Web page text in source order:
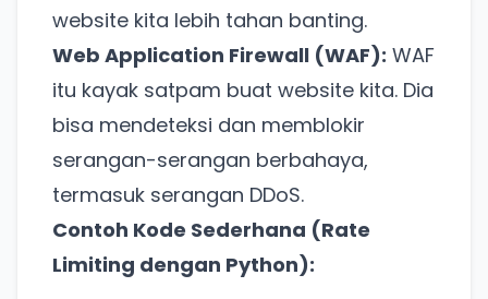
website kita lebih tahan banting.
Web Application Firewall (WAF): WAF
itu kayak satpam buat website kita. Dia
bisa mendeteksi dan memblokir
serangan-serangan berbahaya,
termasuk serangan DDoS.
Contoh Kode Sederhana (Rate
Limiting dengan Python):